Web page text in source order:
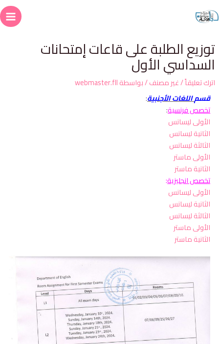
الطلبة على قاعات إمتحانات
الأول
تعليقاً/غير مصنف/ بواسطةwebmaster.fll
قسماللغات الأجنبية:
تخصص فرنسية:
الأولى ليسانس
الثانية ليسانس
الثالثة ليسانس
الأولى ماستر
الثانية ماستر
تخصص انجليزية:
الأولى ليسانس
الثانية ليسانس
الثالثة ليسانس
الأولى ماستر
الثانية ماستر